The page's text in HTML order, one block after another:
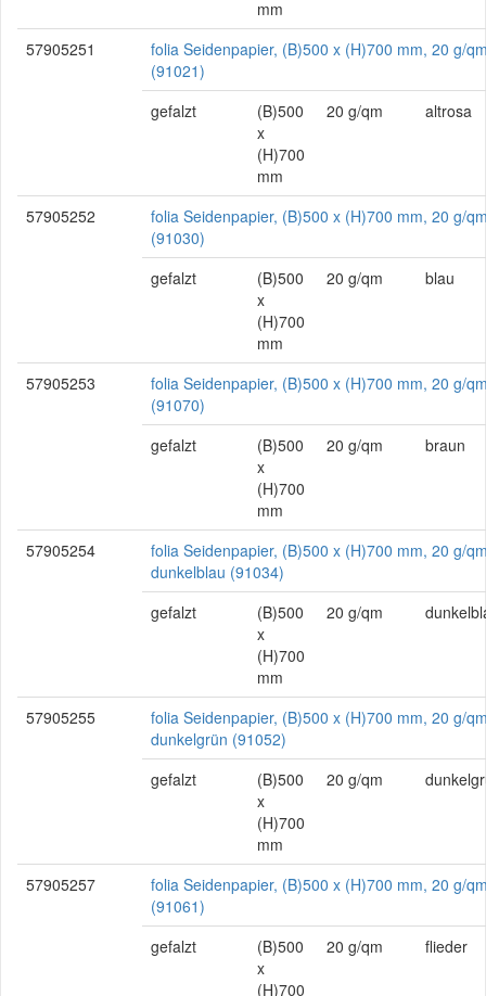
mm
57905251
folia Seidenpapier, (B)500 x (H)700 mm, 20 g/
(91021)
gefalzt
(B)500
x
(H)700
mm
20 g/qm altrosa
57905252
folia Seidenpapier, (B)500 x (H)700 mm, 20 g/
(91030)
gefalzt
(B)500
x
(H)700
mm
20 g/qm blau
57905253
folia Seidenpapier, (B)500 x (H)700 mm, 20 g/
(91070)
gefalzt
(B)500
x
(H)700
mm
20 g/qm braun
57905254
folia Seidenpapier, (B)500 x (H)700 mm, 20 g/
dunkelblau (91034)
gefalzt
(B)500
x
(H)700
mm
20 g/qm
57905255
folia Seidenpapier, (B)500 x (H)700 mm, 20 g/
dunkelgrün (91052)
gefalzt
(B)500
x
(H)700
mm
20 g/qm
57905257
folia Seidenpapier, (B)500 x (H)700 mm, 20 g/
(91061)
gefalzt
(B)500
x
(H)700
20 g/qm flieder